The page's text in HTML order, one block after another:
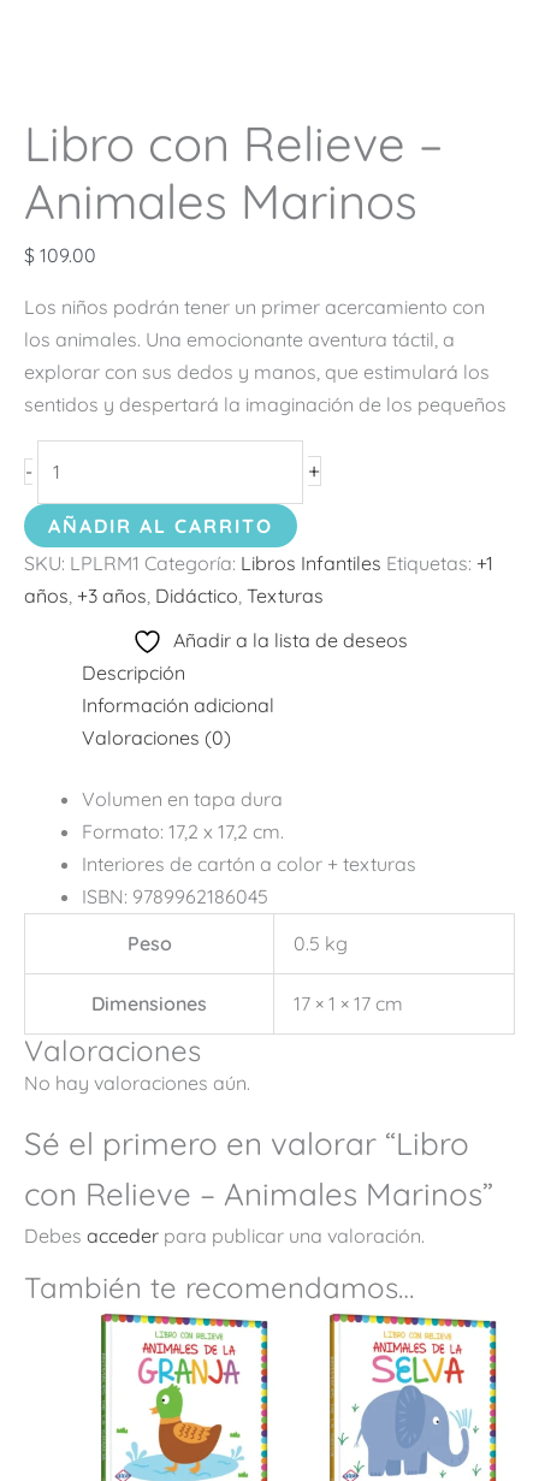
Libro con Relieve –
Animales Marinos
$ 109.00
Los niños podrán tener un primer acercamiento con
los animales. Una emocionante aventura táctil, a
explorar con sus dedos y manos, que estimulará los
sentidos y despertará la imaginación de los pequeños
- +
AÑADIR AL CARRITO
SKU: LPLRM1 Categoría: Libros Infantiles Etiquetas: +1
años +3 años Didáctico Texturas
Añadir a la lista de deseos
Descripción
Información adicional
Valoraciones (0)
Volumen en tapa dura
Formato: 17,2 x 17,2 cm.
Interiores de cartón a color + texturas
ISBN: 9789962186045
Peso
0.5 kg
Dimensiones 17 × 1 × 17 cm
Valoraciones
No hay valoraciones aún.
Sé el primero en valorar “Libro
con Relieve – Animales Marinos”
Debes acceder para publicar una valoración.
También te recomendamos…